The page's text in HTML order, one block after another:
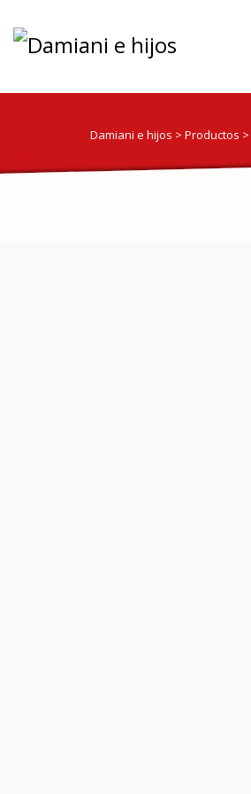
Damiani e hijos > Productos >